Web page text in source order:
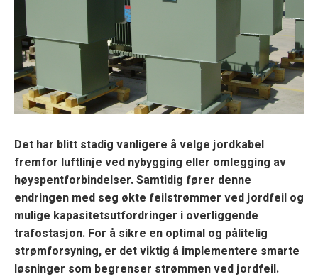
Det har blitt stadig vanligere å velge jordkabel
fremfor luftlinje ved nybygging eller omlegging av
høyspentforbindelser. Samtidig fører denne
endringen med seg økte feilstrømmer ved jordfeil og
mulige kapasitetsutfordringer i overliggende
trafostasjon. For å sikre en optimal og pålitelig
strømforsyning, er det viktig å implementere smarte
løsninger som begrenser strømmen ved jordfeil.